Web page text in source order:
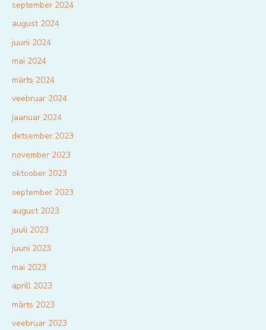
september 2024
august 2024
juuni 2024
mai 2024
märts 2024
veebruar 2024
jaanuar 2024
detsember 2023
november 2023
oktoober 2023
september 2023
august 2023
juuli 2023
juuni 2023
mai 2023
aprill 2023
märts 2023
veebruar 2023